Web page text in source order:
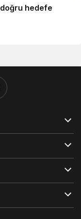
doğru hedefe